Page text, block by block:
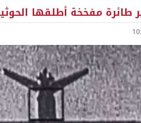
طائرة مفخخة أطلقها